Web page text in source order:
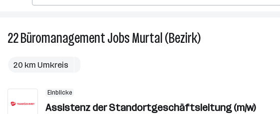
22BüromanagementJobsMurtal (Bezirk)22
20 km Umkreis
Einblicke
Assistenz der Standortgeschäftsleitung (m/w)